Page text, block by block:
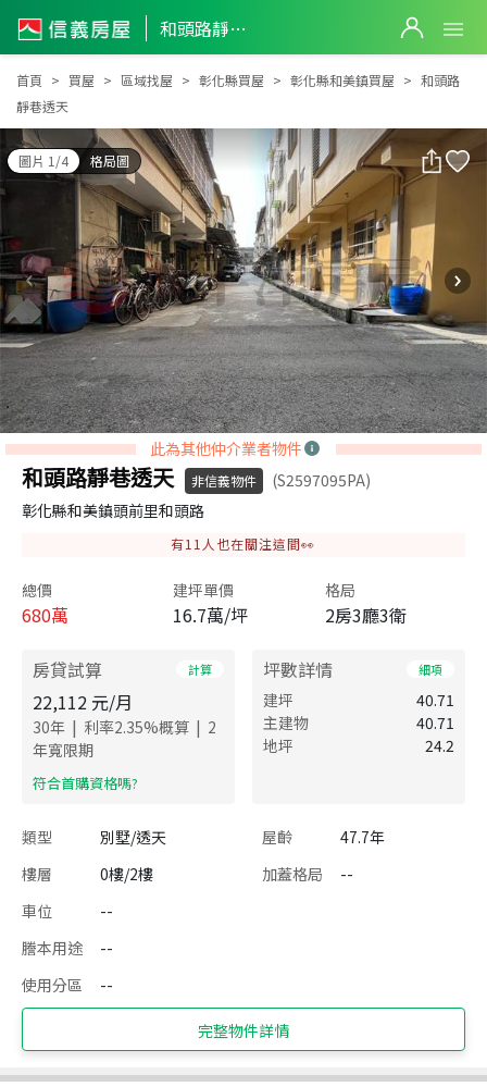
和頭路靜巷透天
和頭路靜巷透天
首頁 買屋 區域找屋 彰化縣買屋 彰化縣和美鎮買屋
和頭路
靜巷透天
圖片 1/4 格局圖
此為其他仲介業者物件
和頭路靜巷透天 非信義物件
(S2597095PA)
彰化縣和美鎮頭前里和頭路
有11 人也在關注這間👀
總價
680萬
建坪單價
16.7萬/坪
格局
2房3廳3衛
房貸試算 計算
22,112 元/月
30年 | 利率2.35%概算 | 2
年寬限期
​符合首購資格嗎?
坪數詳情 細項
建坪
40.71
主建物
40.71
地坪
24.2
類型 別墅/透天 屋齡
47.7年
樓層
0樓/2樓 加蓋格局
--
車位
--
謄本用途
--
使用分區
--
完整物件詳情